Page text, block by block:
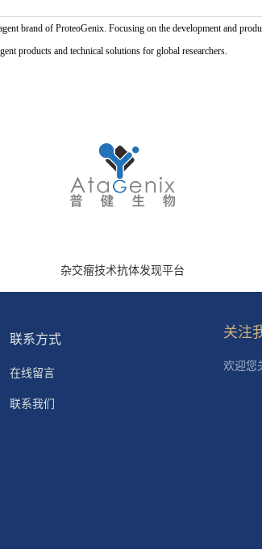
brand of ProteoGenix. Focusing on the development and
products and technical solutions for global researchers.
杂交瘤技术抗体发现平台
联系方式
在线留言
联系我们
关注
欢迎您